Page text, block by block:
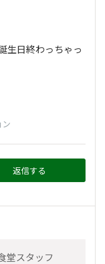
生日終わっちゃっ
ン
返信する
堂スタッフ